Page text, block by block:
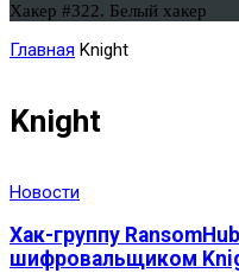
Хакер #322. Белый хакер
Главная Knight
Knight
Новости
Хак-группу
шифровальщиком